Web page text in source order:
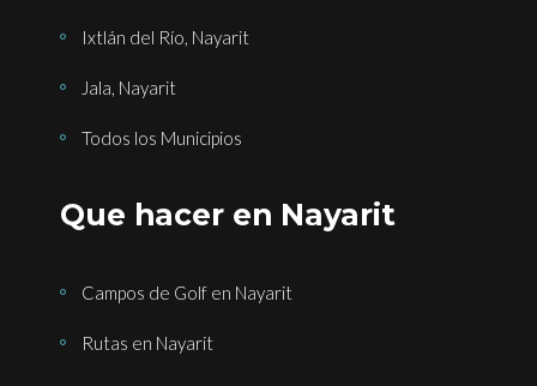
Ixtlán del Río, Nayarit
Jala, Nayarit
Todos los Municipios
Que hacer en Nayarit
Campos de Golf en Nayarit
Rutas en Nayarit